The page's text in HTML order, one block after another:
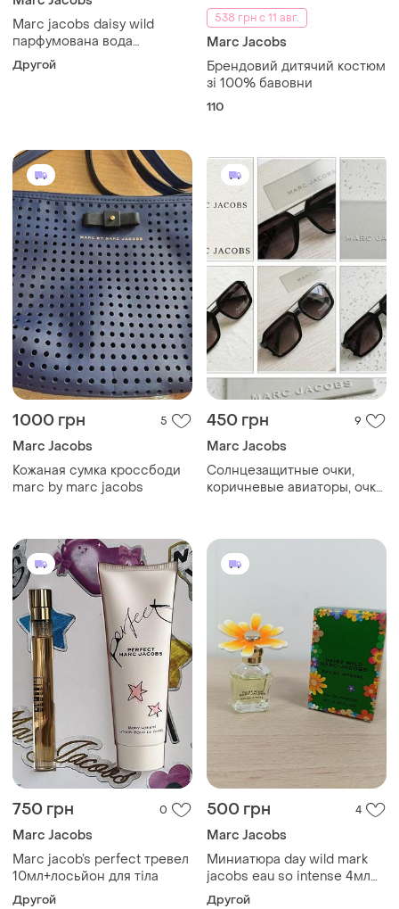
Marc jacobs daisy wild
парфумована вода
2024року
Другой
538 грн с 11 авг.
Marc Jacobs
Брендовий дитячий костюм
зі 100% бавовни
110
1000 грн 5
Marc Jacobs
Кожаная сумка кроссбоди
marc by marc jacobs
450 грн 9
Marc Jacobs
Солнцезащитные очки,
коричневые авиаторы, очки
750 грн 0
Marc Jacobs
Marc jacob’s perfect тревел
10мл+лосьйон для тіла
Другой
500 грн 4
Marc Jacobs
Миниатюра day wild mark
jacobs eau so intense 4мл
оригинал
Другой